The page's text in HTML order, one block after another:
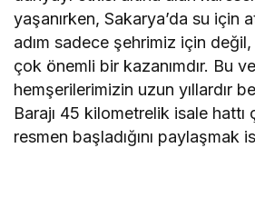
yaşanırken, Sakarya’da su için
adım sadece şehrimiz için
çok önemli bir kazanımdır. Bu
hemşerilerimizin uzun yıllardır
Barajı 45 kilometrelik isale hattı
resmen başladığını paylaşmak